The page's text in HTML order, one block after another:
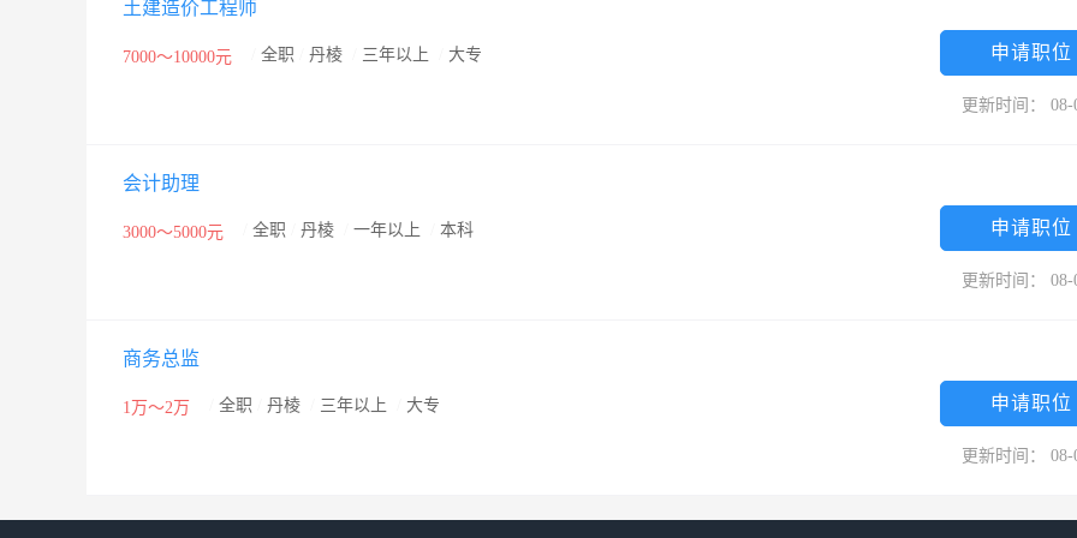
土建造价工程师
7000～10000元 全职 丹棱 三年以上 大专 申请职位
更新时间： 08-
会计助理
3000～5000元 全职 丹棱 一年以上 本科 申请职位
更新时间： 08-
商务总监
1万～2万 全职 丹棱 三年以上 大专 申请职位
更新时间： 08-